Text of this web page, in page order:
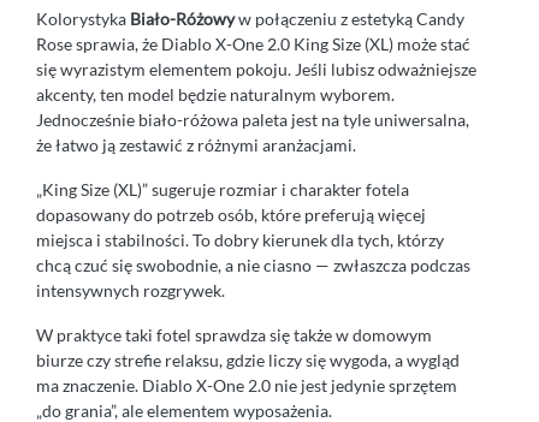
Kolorystyka Biało-Różowyw połączeniu z estetyką Candy
Rose sprawia, że Diablo X-One 2.0 King Size (XL) może stać
się wyrazistym elementem pokoju. Jeśli lubisz odważniejsze
akcenty, ten model będzie naturalnym wyborem.
Jednocześnie biało-różowa paleta jest na tyle uniwersalna,
że łatwo ją zestawić z różnymi aranżacjami.
„King Size (XL)” sugeruje rozmiar i charakter fotela
dopasowany do potrzeb osób, które preferują więcej
miejsca i stabilności. To dobry kierunek dla tych, którzy
chcą czuć się swobodnie, a nie ciasno — zwłaszcza podczas
intensywnych rozgrywek.
W praktyce taki fotel sprawdza się także w domowym
biurze czy strefie relaksu, gdzie liczy się wygoda, a wygląd
ma znaczenie. Diablo X-One 2.0 nie jest jedynie sprzętem
„do grania”, ale elementem wyposażenia.